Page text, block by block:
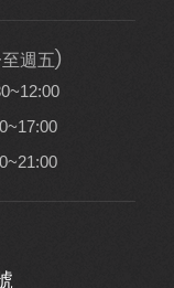
週五)